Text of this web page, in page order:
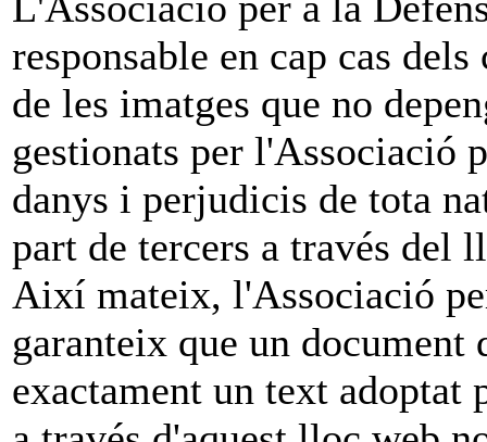
responsable en cap cas
de les imatges que no
gestionats per l'Associació
danys i perjudicis de tota
part de tercers a través del
Així mateix, l'Associació
garanteix que un
exactament un text